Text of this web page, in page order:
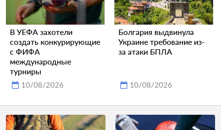
В УЕФА захотели
создать конкурирующие
с ФИФА
международные
турниры
10/08/2026
Болгария выдвинула
Украине требование из-
за атаки БПЛА
10/08/2026